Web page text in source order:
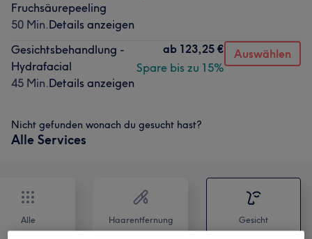
Fruchsäurepeeling
50 Min.Details anzeigen
Gesichtsbehandlung -
Hydrafacial
45 Min.Details anzeigen
ab 123,25 €
Spare bis zu 15%
Auswählen
Nicht gefunden wonach du gesucht hast?
Alle Services
Alle Haarentfernung Gesicht